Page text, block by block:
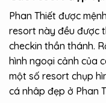
Phan Thiết được
resort này đều được
checkin thần thánh.
hình ngoại cảnh của
một số resort chụp
cá nhâp đẹp ở Phan